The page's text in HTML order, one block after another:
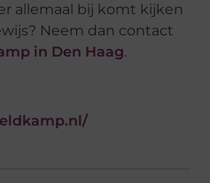
allemaal bij komt kijken
Neem dan contact
in Den Haag.